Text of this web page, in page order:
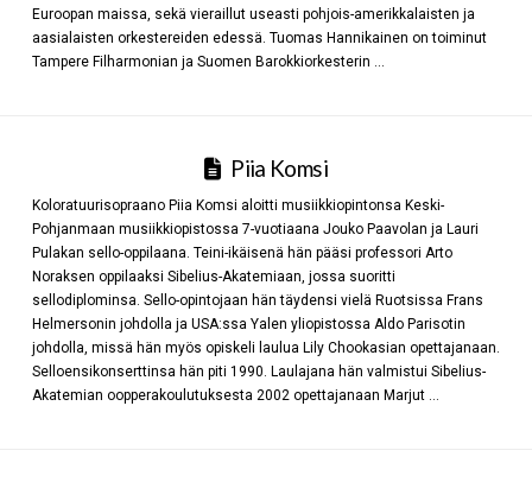
Euroopan maissa, sekä vieraillut useasti pohjois-amerikkalaisten ja
aasialaisten orkestereiden edessä. Tuomas Hannikainen on toiminut
Tampere Filharmonian ja Suomen Barokkiorkesterin …
Piia Komsi
Koloratuurisopraano Piia Komsi aloitti musiikkiopintonsa Keski-
Pohjanmaan musiikkiopistossa 7-vuotiaana Jouko Paavolan ja Lauri
Pulakan sello-oppilaana. Teini-ikäisenä hän pääsi professori Arto
Noraksen oppilaaksi Sibelius-Akatemiaan, jossa suoritti
sellodiplominsa. Sello-opintojaan hän täydensi vielä Ruotsissa Frans
Helmersonin johdolla ja USA:ssa Yalen yliopistossa Aldo Parisotin
johdolla, missä hän myös opiskeli laulua Lily Chookasian opettajanaan.
Selloensikonserttinsa hän piti 1990. Laulajana hän valmistui Sibelius-
Akatemian oopperakoulutuksesta 2002 opettajanaan Marjut …